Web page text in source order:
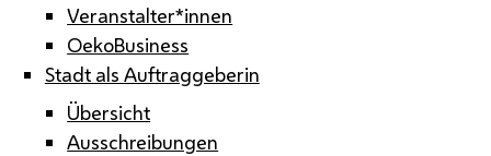
Veranstalter*innen
OekoBusiness
Stadt als Auftraggeberin
Übersicht
Ausschreibungen